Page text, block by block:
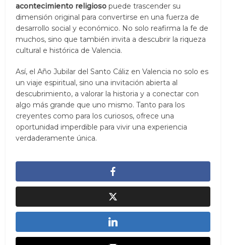
acontecimiento religioso puede trascender su
dimensión original para convertirse en una fuerza de
desarrollo social y económico. No solo reafirma la fe de
muchos, sino que también invita a descubrir la riqueza
cultural e histórica de Valencia.
Así, el Año Jubilar del Santo Cáliz en Valencia no solo es
un viaje espiritual, sino una invitación abierta al
descubrimiento, a valorar la historia y a conectar con
algo más grande que uno mismo. Tanto para los
creyentes como para los curiosos, ofrece una
oportunidad imperdible para vivir una experiencia
verdaderamente única.